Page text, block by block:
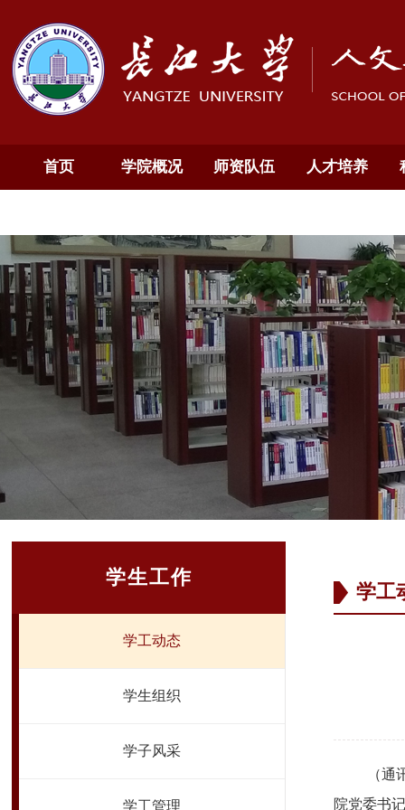
首页 学院概况 师资队伍 人才培养
学生工作
学工动态
学生组织
学子风采
学工管理
学工
（
院党委书